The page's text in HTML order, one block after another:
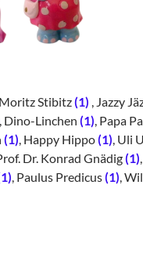
Stibitz(1) , Jazzy
, Dino-Linchen (1), Papa
(1), Happy Hippo(1), Uli
Dr. Konrad Gnädig(1)
, Paulus Predicus(1),